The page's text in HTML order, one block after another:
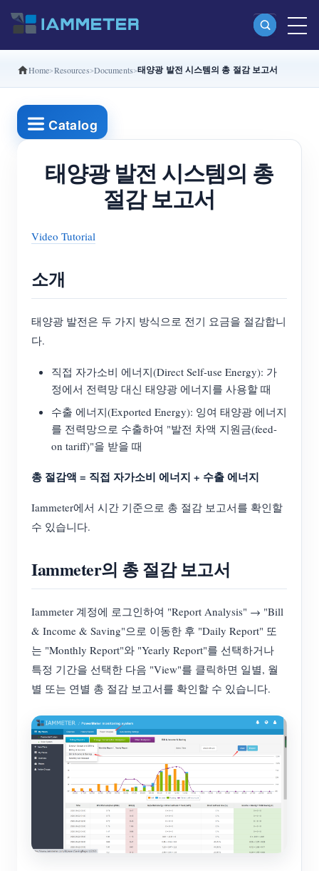
제품
단상 Wi-Fi 에너지 계량기 (WEM3080)
분상 Wi-Fi 에너지 계량기 (WEM2067)
삼상 Wi-Fi 에너지 계량기 (WEM3080T)
삼상 Wi-Fi 에너지 계량기 (WEM3046T)
WiFi 전력 컨트롤러
셀프 호스팅 서비스
EV 충전기
가상 계량기
에너지 예측 및 시뮬레이션 시스템
애플리케이션
PV 히터 제어 시스템
공장 에너지 모니터링
스토어
제품 빠른 시작
튜토리얼 비디오
FAQ
뉴스
블로그
커뮤니티
IAMMETER 활동
포럼
App Store
사이트 탐색
PV 랭킹
솔루션
문의
회사 소개
Home Resources Documents 태양광 발전 시스템의 총 절감 보고서
Catalog
태양광 발전 시스템의 총
절감 보고서
Video Tutorial
소개
태양광 발전은 두 가지 방식으로 전기 요금을 절감합니
다.
직접 자가소비 에너지(Direct Self-use Energy): 가
정에서 전력망 대신 태양광 에너지를 사용할 때
수출 에너지(Exported Energy): 잉여 태양광 에너지
를 전력망으로 수출하여 "발전 차액 지원금(feed-
on tariff)"을 받을 때
총 절감액 = 직접 자가소비 에너지 + 수출 에너지
Iammeter에서 시간 기준으로 총 절감 보고서를 확인할
수 있습니다.
Iammeter의 총 절감 보고서
Iammeter 계정에 로그인하여 "Report Analysis" → "Bill
& Income & Saving"으로 이동한 후 "Daily Report" 또
는 "Monthly Report"와 "Yearly Report"를 선택하거나
특정 기간을 선택한 다음 "View"를 클릭하면 일별, 월
별 또는 연별 총 절감 보고서를 확인할 수 있습니다.